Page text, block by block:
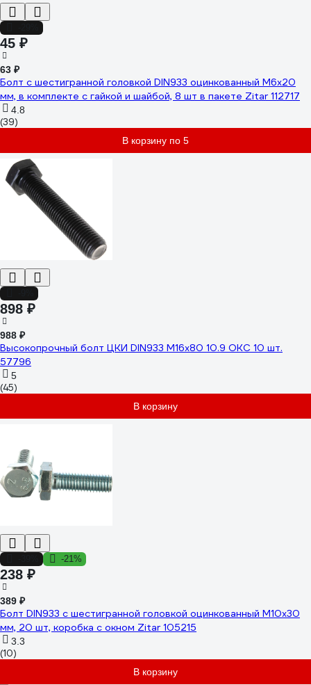
45 ₽
63 ₽
Болт с шестигранной головкой DIN933 оцинкованный М6x20
мм, в комплекте с гайкой и шайбой, 8 шт в пакете Zitar 112717
4.8
(39)
В корзину по 5
898 ₽
988 ₽
Высокопрочный болт ЦКИ DIN933 М16х80 10.9 ОКС 10 шт.
57796
5
(45)
В корзину
-21%
238 ₽
389 ₽
Болт DIN933 с шестигранной головкой оцинкованный М10x30
мм, 20 шт, коробка с окном Zitar 105215
3.3
(10)
В корзину